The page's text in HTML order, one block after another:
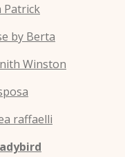
Patrick
by Berta
Winston
raffaelli